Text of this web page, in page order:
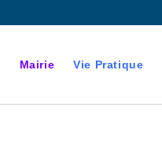
Mairie Vie Pratique